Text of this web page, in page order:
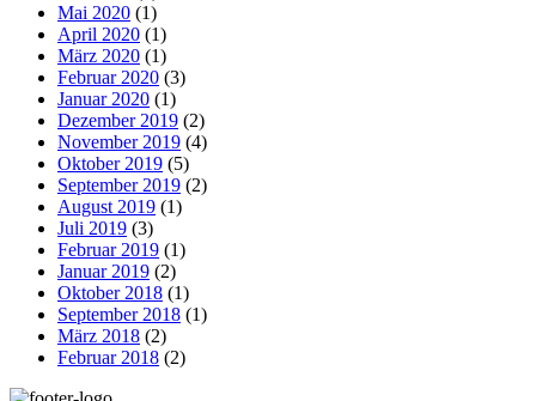
Mai 2020 (1)
April 2020 (1)
März 2020 (1)
Februar 2020 (3)
Januar 2020 (1)
Dezember 2019 (2)
November 2019 (4)
Oktober 2019 (5)
September 2019 (2)
August 2019 (1)
Juli 2019 (3)
Februar 2019 (1)
Januar 2019 (2)
Oktober 2018 (1)
September 2018 (1)
März 2018 (2)
Februar 2018 (2)